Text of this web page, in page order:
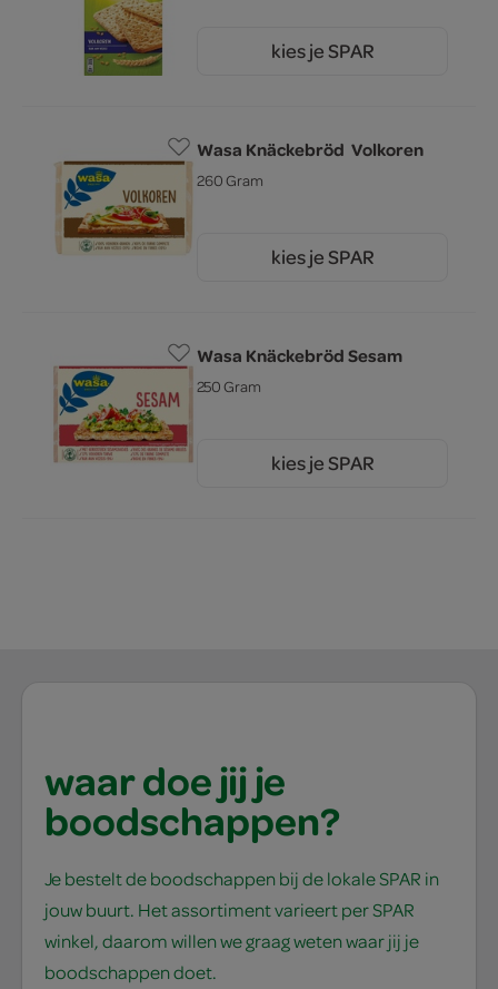
kies je SPAR
Wasa Knäckebröd Volkoren
260 Gram
kies je SPAR
Wasa Knäckebröd Sesam
250 Gram
kies je SPAR
waar doe jij je
boodschappen?
Je bestelt de boodschappen bij de lokale SPAR in
jouw buurt. Het assortiment varieert per SPAR
winkel, daarom willen we graag weten waar jij je
boodschappen doet.